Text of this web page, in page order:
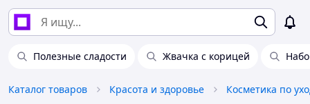
Полезные сладости Жвачка с корицей
Каталог товаров Красота и здоровье Косметика по